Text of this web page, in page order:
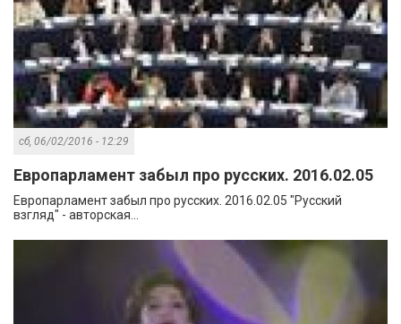
сб, 06/02/2016 - 12:29
Европарламент забыл про русских. 2016.02.05
Европарламент забыл про русских. 2016.02.05 "Русский
взгляд" - авторская...